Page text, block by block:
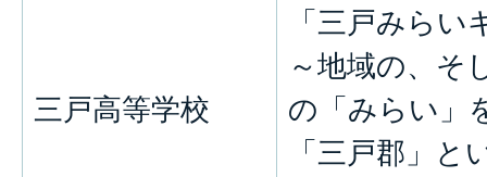
三戸高等学校
「三戸みら
～地域の、そ
の「みらい」
「三戸郡」